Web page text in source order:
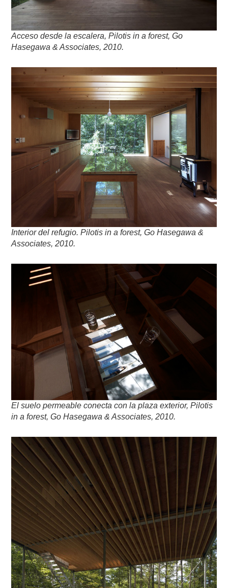
Acceso desde la escalera, Pilotis in a forest, Go
Hasegawa & Associates, 2010.
Interior del refugio. Pilotis in a forest, Go Hasegawa &
Associates, 2010.
El suelo permeable conecta con la plaza exterior, Pilotis
in a forest, Go Hasegawa & Associates, 2010.